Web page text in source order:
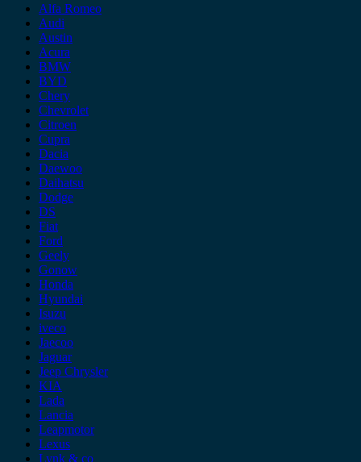
Alfa Romeo
Audi
Austin
Acura
BMW
BYD
Chery
Chevrolet
Citroen
Cupra
Dacia
Daewoo
Daihatsu
Dodge
DS
Fiat
Ford
Geely
Gonow
Honda
Hyundai
Isuzu
iveco
Jaecoo
Jaguar
Jeep Chrysler
KIA
Lada
Lancia
Leapmotor
Lexus
Lynk & co